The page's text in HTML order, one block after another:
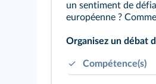
un sentiment de
européenne ?
Organisez un débat
Compétence(s)